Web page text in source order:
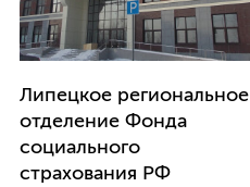
Липецкое региональное
отделение Фонда
социального
страхования РФ